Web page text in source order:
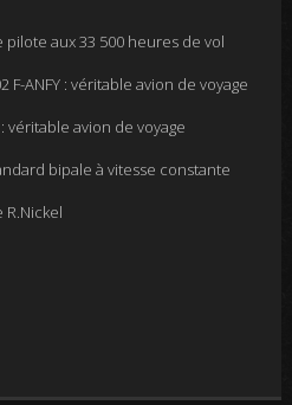
aux 33 500 heures de vol
F-ANFY : véritable avion de voyage
: véritable avion de voyage
bipale à vitesse constante
R.Nickel